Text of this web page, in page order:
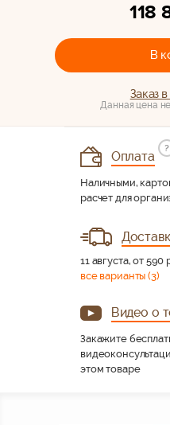
118
В
Заказ
Данная цена
Оплата
?
Наличными,
расчет для
11 августа, от 590
все варианты (3)
Видео о
Закажите
этом товаре